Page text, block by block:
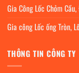
Gia Công Lốc Chỏm
Gia công Lốc ống Tròn,
THÔNG TIN CÔNG TY